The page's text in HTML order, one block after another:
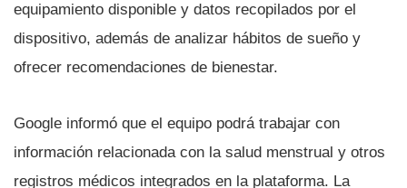
equipamiento disponible y datos recopilados por el
dispositivo, además de analizar hábitos de sueño y
ofrecer recomendaciones de bienestar.
Google informó que el equipo podrá trabajar con
información relacionada con la salud menstrual y otros
registros médicos integrados en la plataforma. La